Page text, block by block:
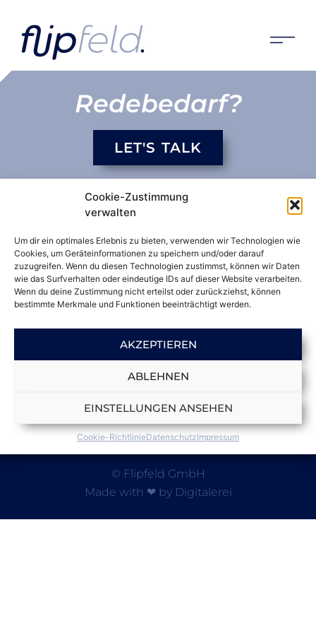
Cookie-Zustimmung
verwalten
Um dir ein optimales Erlebnis zu bieten, verwenden wir Technologien wie
Cookies, um Geräteinformationen zu speichern und/oder darauf
zuzugreifen. Wenn du diesen Technologien zustimmst, können wir Daten
wie das Surfverhalten oder eindeutige IDs auf dieser Website verarbeiten.
Wenn du deine Zustimmung nicht erteilst oder zurückziehst, können
bestimmte Merkmale und Funktionen beeinträchtigt werden.
AKZEPTIEREN
ABLEHNEN
EINSTELLUNGEN ANSEHEN
Cookie-RichtlinieDatenschutzImpressum
Redebedarf?
LET'S TALK
Gemeinsam
Mehr*Wert
Kontakt
Datenschutz
Impressum
© Flipfeld GmbH
Made with ❤ by Digitalerei